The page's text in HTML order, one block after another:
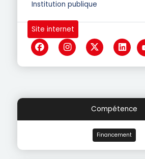
Institution publique
Site internet
Compétence
Financement